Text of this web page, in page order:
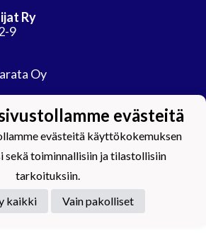
Ry
9
Oy
evästeitä
evästeitä käyttökokemuksen
sekä toiminnallisiin ja tilastollisiin
tarkoituksiin.
kaikki
Vain pakolliset